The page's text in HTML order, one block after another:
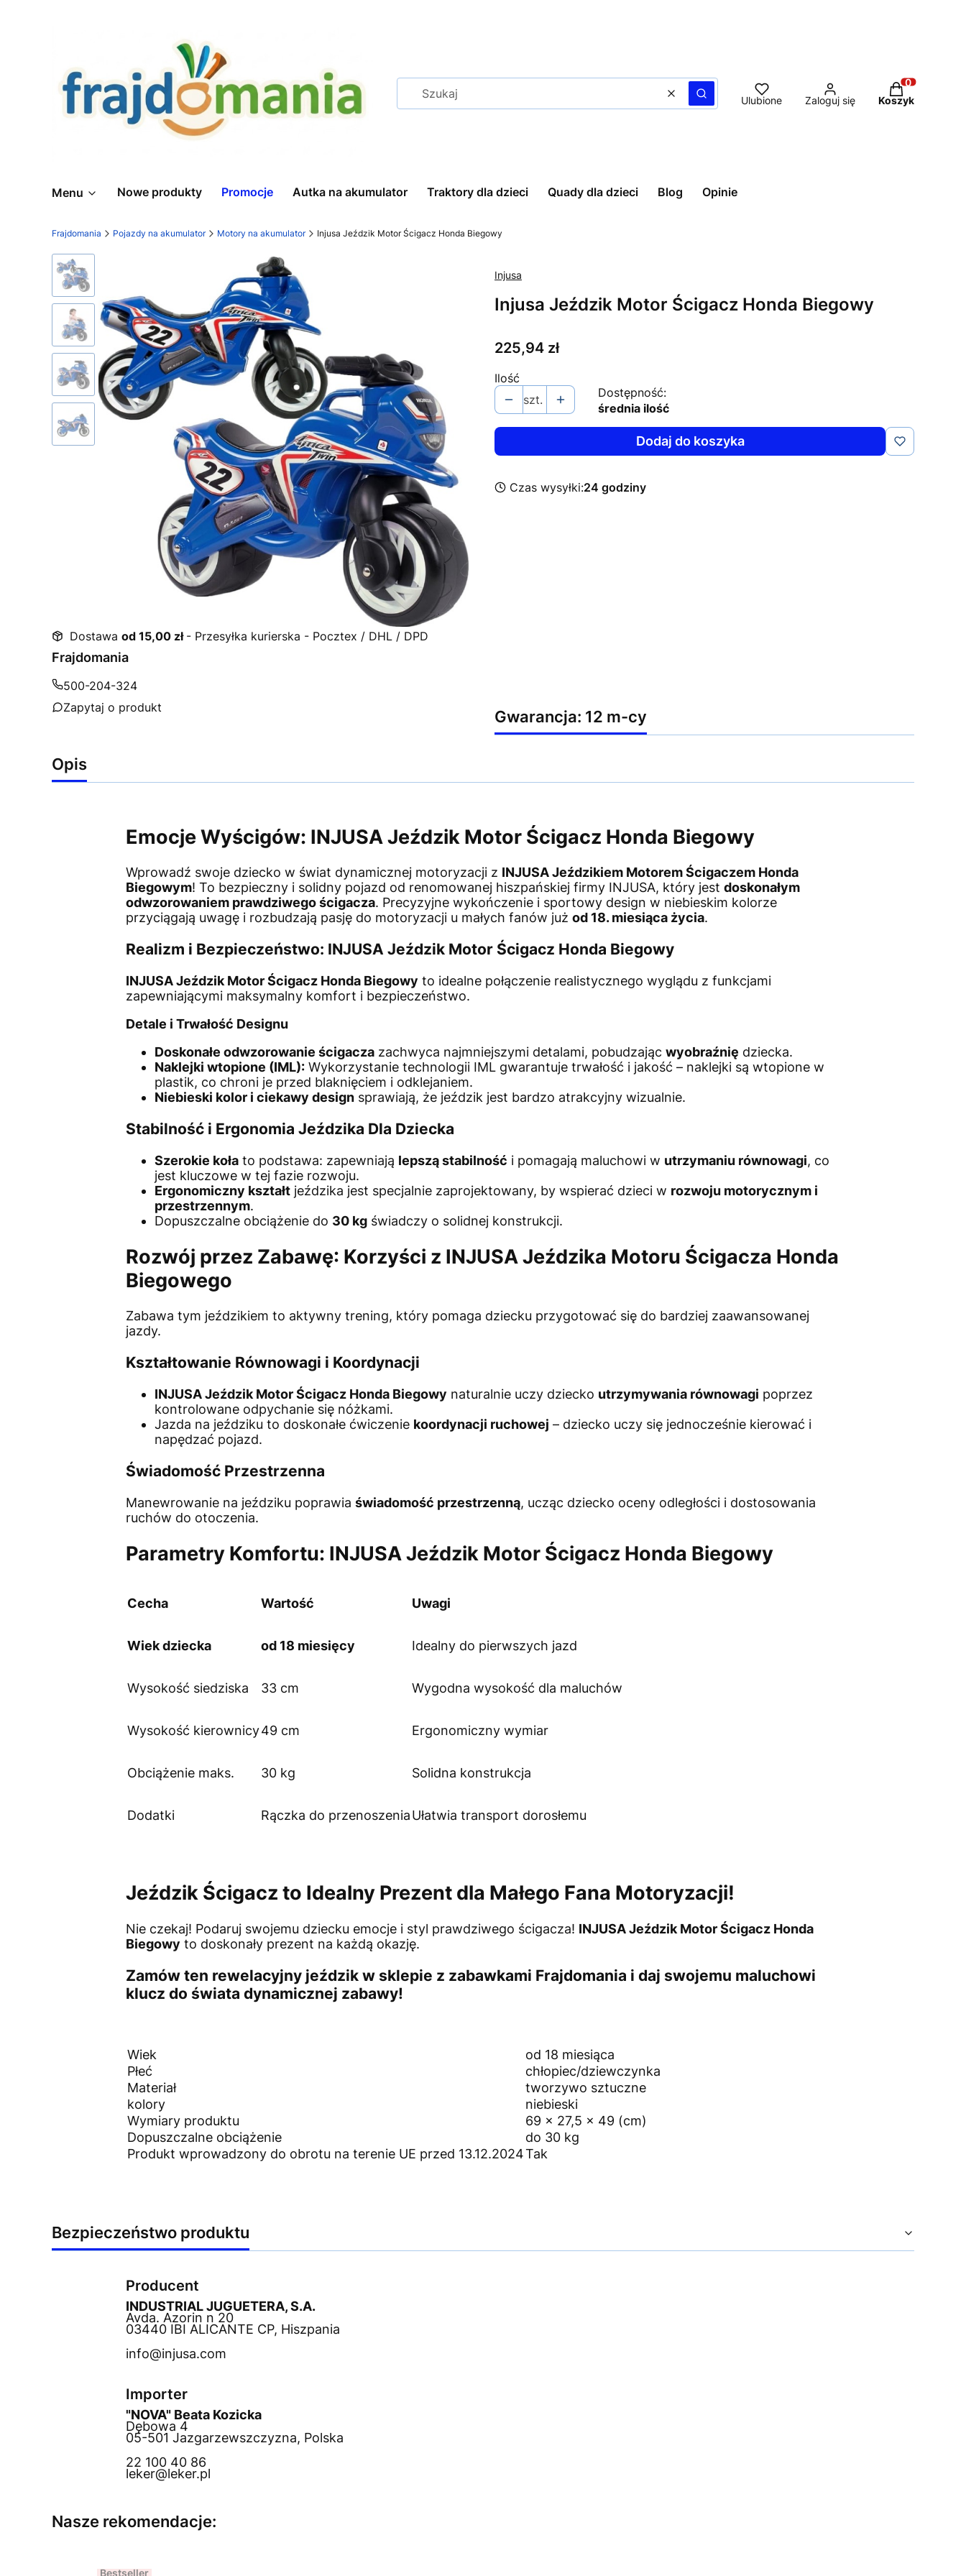
WyczyśćSzukaj Ulubione Zaloguj się
Produkty w
Koszyk
Menu Nowe produkty Promocje Autka na akumulator Traktory dla dzieci Quady dla dzieci Blog Opinie
Frajdomania Pojazdy na akumulator Motory na akumulator Injusa Jeździk Motor Ścigacz Honda Biegowy
Injusa
Injusa Jeździk Motor Ścigacz Honda Biegowy
Cena
225,94 zł
Ilość
szt.
Dostępność:
średnia ilość
Dodaj do koszyka
Czas wysyłki:24 godziny
Dostawa od 15,00 zł - Przesyłka kurierska - Pocztex / DHL / DPD
Frajdomania
500-204-324
Zapytaj o produkt
Gwarancja: 12 m-cy
Opis
Emocje Wyścigów: INJUSA Jeździk Motor Ścigacz Honda Biegowy
Wprowadź swoje dziecko w świat dynamicznej motoryzacji z INJUSA Jeździkiem Motorem Ścigaczem Honda
Biegowym! To bezpieczny i solidny pojazd od renomowanej hiszpańskiej firmy INJUSA, który jest doskonałym
odwzorowaniem prawdziwego ścigacza. Precyzyjne wykończenie i sportowy design w niebieskim kolorze
przyciągają uwagę i rozbudzają pasję do motoryzacji u małych fanów już od 18. miesiąca życia.
Realizm i Bezpieczeństwo: INJUSA Jeździk Motor Ścigacz Honda Biegowy
INJUSA Jeździk Motor Ścigacz Honda Biegowy to idealne połączenie realistycznego wyglądu z funkcjami
zapewniającymi maksymalny komfort i bezpieczeństwo.
Detale i Trwałość Designu
Doskonałe odwzorowanie ścigaczazachwyca najmniejszymi detalami, pobudzając wyobraźnię dziecka.
Naklejki wtopione (IML):Wykorzystanie technologii IML gwarantuje trwałość i jakość – naklejki są wtopione w
plastik, co chroni je przed blaknięciem i odklejaniem.
Niebieski kolor i ciekawy designsprawiają, że jeździk jest bardzo atrakcyjny wizualnie.
Stabilność i Ergonomia Jeździka Dla Dziecka
Szerokie kołato podstawa: zapewniają lepszą stabilność i pomagają maluchowi w utrzymaniu równowagi, co
jest kluczowe w tej fazie rozwoju.
Ergonomiczny kształtjeździka jest specjalnie zaprojektowany, by wspierać dzieci w rozwoju motorycznym i
przestrzennym.
Dopuszczalne obciążenie do 30 kgświadczy o solidnej konstrukcji.
Rozwój przez Zabawę: Korzyści z INJUSA Jeździka Motoru Ścigacza Honda
Biegowego
Zabawa tym jeździkiem to aktywny trening, który pomaga dziecku przygotować się do bardziej zaawansowanej
jazdy.
Kształtowanie Równowagi i Koordynacji
INJUSA Jeździk Motor Ścigacz Honda Biegowy naturalnie uczy dziecko utrzymywania równowagi poprzez
kontrolowane odpychanie się nóżkami.
Jazda na jeździku to doskonałe ćwiczenie koordynacji ruchowej – dziecko uczy się jednocześnie kierować i
napędzać pojazd.
Świadomość Przestrzenna
Manewrowanie na jeździku poprawia świadomość przestrzenną, ucząc dziecko oceny odległości i dostosowania
ruchów do otoczenia.
Parametry Komfortu: INJUSA Jeździk Motor Ścigacz Honda Biegowy
Cecha Wartość Uwagi
Wiek dziecka od 18 miesięcy Idealny do pierwszych jazd
Wysokość siedziska 33 cm Wygodna wysokość dla maluchów
Wysokość kierownicy49 cm Ergonomiczny wymiar
Obciążenie maks. 30 kg Solidna konstrukcja
Dodatki Rączka do przenoszeniaUłatwia transport dorosłemu
Jeździk Ścigacz to Idealny Prezent dla Małego Fana Motoryzacji!
Nie czekaj! Podaruj swojemu dziecku emocje i styl prawdziwego ścigacza! INJUSA Jeździk Motor Ścigacz Honda
Biegowy to doskonały prezent na każdą okazję.
Zamów ten rewelacyjny jeździk w sklepie z zabawkami Frajdomania i daj swojemu maluchowi
klucz do świata dynamicznej zabawy!
Wiek
od 18 miesiąca
Płeć
chłopiec/dziewczynka
Materiał
tworzywo sztuczne
kolory
niebieski
Wymiary produktu
69 x 27,5 x 49 (cm)
Dopuszczalne obciążenie
do 30 kg
Produkt wprowadzony do obrotu na terenie UE przed 13.12.2024Tak
Bezpieczeństwo produktu
Producent
INDUSTRIAL JUGUETERA, S.A.
Avda. Azorin n 20
03440 IBI ALICANTE CP, Hiszpania
info@injusa.com
Importer
"NOVA" Beata Kozicka
Dębowa 4
05-501 Jazgarzewszczyzna, Polska
22 100 40 86
leker@leker.pl
Nasze rekomendacje:
Bestseller